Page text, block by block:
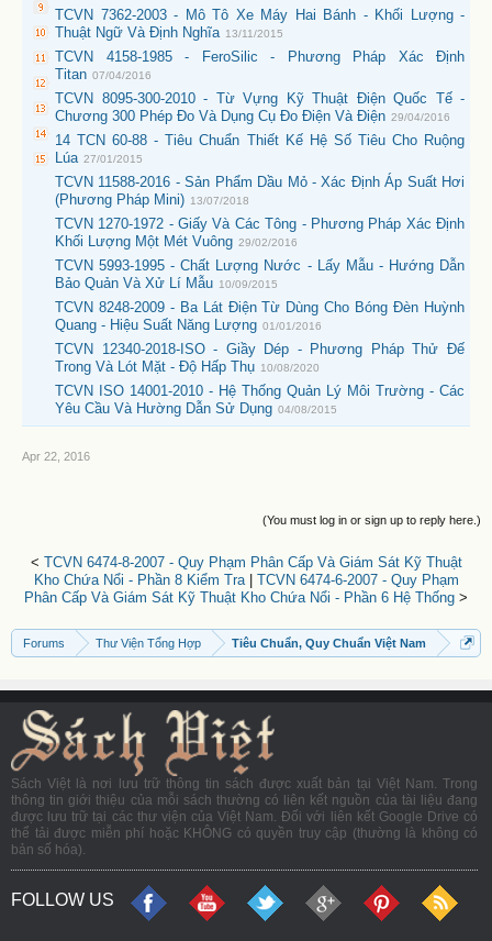
TCVN 7362-2003 - Mô Tô Xe Máy Hai Bánh - Khối Lượng -
Thuật Ngữ Và Định Nghĩa 13/11/2015
TCVN 4158-1985 - FeroSilic - Phương Pháp Xác Định
Titan 07/04/2016
TCVN 8095-300-2010 - Từ Vựng Kỹ Thuật Điện Quốc Tế -
Chương 300 Phép Đo Và Dụng Cụ Đo Điện Và Điện 29/04/2016
14 TCN 60-88 - Tiêu Chuẩn Thiết Kế Hệ Số Tiêu Cho Ruộng
Lúa 27/01/2015
TCVN 11588-2016 - Sản Phẩm Dầu Mỏ - Xác Định Áp Suất Hơi
(Phương Pháp Mini) 13/07/2018
TCVN 1270-1972 - Giấy Và Các Tông - Phương Pháp Xác Định
Khối Lượng Một Mét Vuông 29/02/2016
TCVN 5993-1995 - Chất Lượng Nước - Lấy Mẫu - Hướng Dẫn
Bảo Quản Và Xử Lí Mẫu 10/09/2015
TCVN 8248-2009 - Ba Lát Điện Từ Dùng Cho Bóng Đèn Huỳnh
Quang - Hiệu Suất Năng Lượng 01/01/2016
TCVN 12340-2018-ISO - Giầy Dép - Phương Pháp Thử Đế
Trong Và Lót Mặt - Độ Hấp Thụ 10/08/2020
TCVN ISO 14001-2010 - Hệ Thống Quản Lý Môi Trường - Các
Yêu Cầu Và Hường Dẫn Sử Dụng 04/08/2015
Apr 22, 2016
(You must log in or sign up to reply here.)
< TCVN 6474-8-2007 - Quy Phạm Phân Cấp Và Giám Sát Kỹ Thuật
Kho Chứa Nổi - Phần 8 Kiểm Tra| TCVN 6474-6-2007 - Quy Phạm
Phân Cấp Và Giám Sát Kỹ Thuật Kho Chứa Nổi - Phần 6 Hệ Thống >
Forums Thư Viện Tổng Hợp Tiêu Chuẩn, Quy Chuẩn Việt Nam
Sách Việt là nơi lưu trữ thông tin sách được xuất bản tại Việt Nam. Trong
thông tin giới thiệu của mỗi sách thường có liên kết nguồn của tài liệu đang
được lưu trữ tại các thư viện của Việt Nam. Đối với liên kết Google Drive có
thể tải được miễn phí hoặc KHÔNG có quyền truy cập (thường là không có
bản số hóa).
FOLLOW US